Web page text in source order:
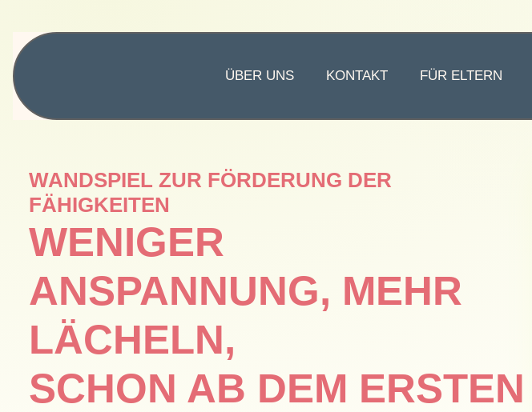
ÜBER UNS KONTAKT FÜR ELTERN
WANDSPIEL ZUR FÖRDERUNG DER
FÄHIGKEITEN
WENIGER
ANSPANNUNG, MEHR
LÄCHELN,
SCHON AB DEM ERSTEN